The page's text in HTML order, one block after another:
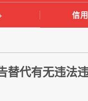
信
替代有无违法